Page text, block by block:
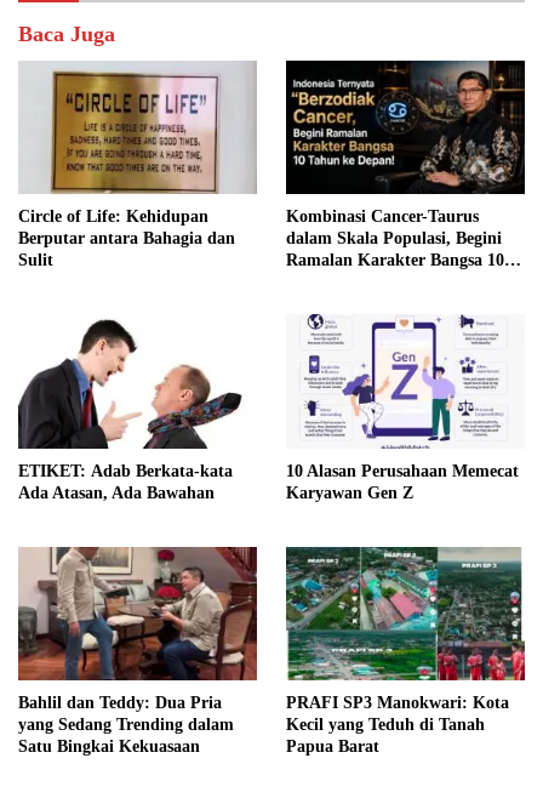
Baca Juga
Circle of Life: Kehidupan
Berputar antara Bahagia dan
Sulit
Kombinasi Cancer-Taurus
dalam Skala Populasi, Begini
Ramalan Karakter Bangsa 10
ETIKET: Adab Berkata-kata
Ada Atasan, Ada Bawahan
10 Alasan Perusahaan Memecat
Karyawan Gen Z
Bahlil dan Teddy: Dua Pria
yang Sedang Trending dalam
Satu Bingkai Kekuasaan
PRAFI SP3 Manokwari: Kota
Kecil yang Teduh di Tanah
Papua Barat